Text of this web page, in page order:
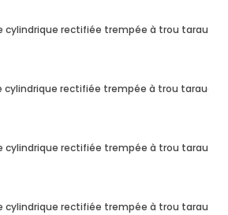
cylindrique rectifiée trempée à trou taraudé
cylindrique rectifiée trempée à trou taraudé
cylindrique rectifiée trempée à trou taraudé
cylindrique rectifiée trempée à trou taraudé